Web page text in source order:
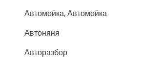
Автомойка, Автомойка
Автоняня
Авторазбор